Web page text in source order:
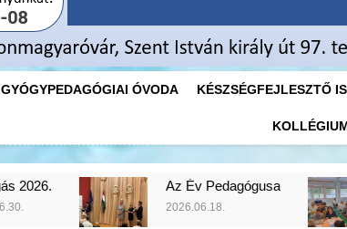
GYÓGYPEDAGÓGIAI ÓVODA KÉSZSÉGFEJLESZTŐ
Az Év Pedagógusa
2026.06.18.
Koncert az
2026.06.06.